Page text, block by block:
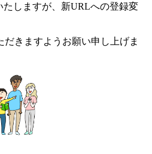
しますが、新URLへの登録変
きますようお願い申し上げま